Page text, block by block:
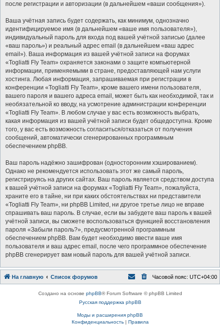
после регистрации и авторизации (в дальнейшем «ваши сообщения»).
Ваша учётная запись будет содержать, как минимум, однозначно
идентифицируемое имя (в дальнейшем «ваше имя пользователя»),
индивидуальный пароль для входа под вашей учётной записью (далее
«ваш пароль») и реальный адрес email (в дальнейшем «ваш адрес
email»). Ваша информация из вашей учётной записи на форумах
«Togliatti Fly Team» охраняется законами о защите компьютерной
информации, применяемыми в стране, предоставляющей нам услуги
хостинга. Любая информация, запрашиваемая при регистрации в
конференции «Togliatti Fly Team», кроме вашего имени пользователя,
вашего пароля и вашего адреса email, может быть как необходимой, так и
необязательной ко вводу, на усмотрение администрации конференции
«Togliatti Fly Team». В любом случае у вас есть возможность выбрать,
какая информация из вашей учётной записи будет общедоступна. Кроме
того, у вас есть возможность согласиться/отказаться от получения
сообщений, автоматически сгенерированных программным
обеспечением phpBB.
Ваш пароль надёжно зашифрован (односторонним хэшированием).
Однако не рекомендуется использовать этот же самый пароль,
регистрируясь на других сайтах. Ваш пароль является средством доступа
к вашей учётной записи на форумах «Togliatti Fly Team», пожалуйста,
храните его в тайне, ни при каких обстоятельствах ни представители
«Togliatti Fly Team», ни phpBB Limited, ни другое третье лицо не вправе
спрашивать ваш пароль. В случае, если вы забудете ваш пароль к вашей
учётной записи, вы сможете воспользоваться функцией восстановления
пароля «Забыли пароль?», предусмотренной программным
обеспечением phpBB. Вам будет необходимо ввести ваше имя
пользователя и ваш адрес email, после чего программное обеспечение
phpBB сгенерирует вам новый пароль для вашей учётной записи.
На главную Список форумов Часовой пояс: UTC+04:00
Создано на основе phpBB® Forum Software © phpBB Limited
Русская поддержка phpBB
Моды и расширения phpBB
Конфиденциальность| Правила